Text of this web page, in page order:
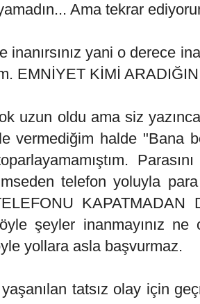
Ama tekrar
inanırsınız yani o derece
EMNİYET KİMİ
uzun oldu ama siz
vermediğim halde "Bana
telefon yoluyla
KAPATMADAN
şeyler inanmayınız
yollara asla başvurmaz.
tatsız olay için